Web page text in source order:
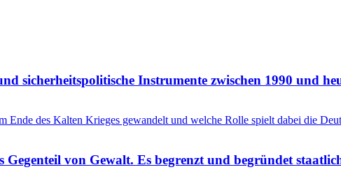
sicherheitspolitische Instrumente zwischen 1990 und
Ende des Kalten Krieges gewandelt und welche Rolle spielt dabei die
von Gewalt. Es begrenzt und begründet